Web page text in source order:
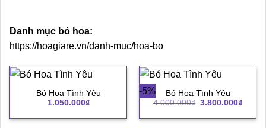
Danh mục bó hoa:
https://hoagiare.vn/danh-muc/hoa-bo
Bó Hoa Tình Yêu
1.050.000₫
-5%
Bó Hoa Tình Yêu
4.000.000₫ Giá
là:
3.800.000₫Giá
tại